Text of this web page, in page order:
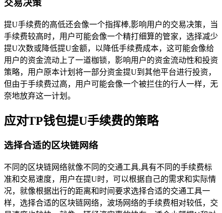
交易决策
提U手续费的高低还会像一个指挥棒,影响用户的交易决策，当
手续费较高时，用户可能会像一个精打细算的管家，选择减少
提U次数或降低提U金额，以降低手续费成本，这可能会像给
用户的资金流动上了一道枷锁，影响用户的资金流动性和投资
策略，用户原本计划将一部分资金提U到其他平台进行投资，
但由于手续费过高，用户可能会像一个被拦住的行人一样，无
奈地放弃这一计划。
应对TP钱包提U手续费的策略
选择合适的区块链网络
不同的区块链网络就像不同的交通工具,具有不同的手续费标
准和交易速度，用户在提U时，可以根据自己的需求和实际情
况，就像根据出行的距离和时间要求选择合适的交通工具一
样，选择合适的区块链网络，波场网络的手续费相对较低，交